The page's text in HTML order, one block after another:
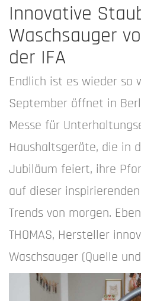
Innovative
Waschsauger
der IFA
Endlich ist es wieder so
September öffnet in
Messe für
Haushaltsgeräte, die in
Jubiläum feiert, ihre
auf dieser
Trends von morgen.
THOMAS, Hersteller
Waschsauger (Quelle